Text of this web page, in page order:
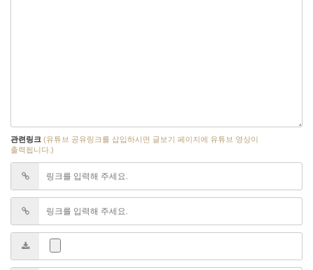
관련링크 (유튜브 공유링크를 삽입하시면 글보기 페이지에 유튜브 영상이
출력됩니다.)